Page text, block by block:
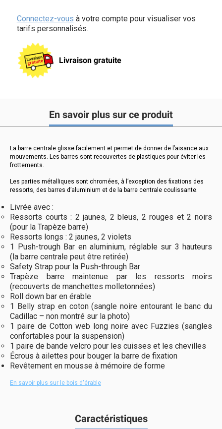
Connectez-vous à votre compte pour visualiser vos
tarifs personnalisés.
Livraison gratuite
En savoir plus sur ce produit
La barre centrale glisse facilement et permet de donner de l’aisance aux
mouvements. Les barres sont recouvertes de plastiques pour éviter les
frottements.
Les parties métalliques sont chromées, à l’exception des fixations des
ressorts, des barres d’aluminium et de la barre centrale coulissante.
Livrée avec :
Ressorts courts : 2 jaunes, 2 bleus, 2 rouges et 2 noirs
(pour la Trapèze barre)
Ressorts longs : 2 jaunes, 2 violets
1 Push-trough Bar en aluminium, réglable sur 3 hauteurs
(la barre centrale peut être retirée)
Safety Strap pour la Push-through Bar
Trapèze barre maintenue par les ressorts moirs
(recouverts de manchettes molletonnées)
Roll down bar en érable
1 Belly strap en coton (sangle noire entourant le banc du
Cadillac – non montré sur la photo)
1 paire de Cotton web long noire avec Fuzzies (sangles
confortables pour la suspension)
1 paire de bande velcro pour les cuisses et les chevilles
Écrous à ailettes pour bouger la barre de fixation
Revêtement en mousse à mémoire de forme
En savoir plus sur le bois d'érable
Caractéristiques